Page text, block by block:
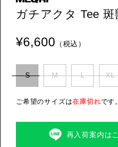
ガチアクタ Tee 斑
¥6,600 （税込）
S M L XL
ご希望のサイズは在庫切れです
再入荷案内は